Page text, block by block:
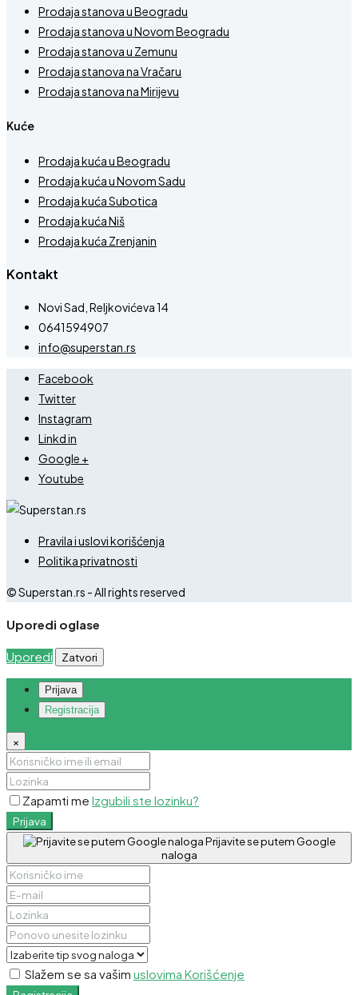
Prodaja stanova u Beogradu
Prodaja stanova u Novom Beogradu
Prodaja stanova u Zemunu
Prodaja stanova na Vračaru
Prodaja stanova na Mirijevu
Kuće
Prodaja kuća u Beogradu
Prodaja kuća u Novom Sadu
Prodaja kuća Subotica
Prodaja kuća Niš
Prodaja kuća Zrenjanin
Kontakt
Novi Sad, Reljkovićeva 14
0641594907
info@superstan.rs
Facebook
Twitter
Instagram
Linkd in
Google +
Youtube
Pravila i uslovi korišćenja
Politika privatnosti
© Superstan.rs - All rights reserved
Uporedi oglase
Uporedi Zatvori
Prijava
Registracija
×
Zapamti me Izgubili ste lozinku?
Prijava
Prijavite se putem Google
naloga
Slažem se sa vašim uslovima Korišćenje